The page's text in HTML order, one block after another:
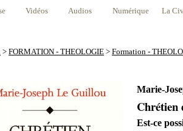
Vidéos Audios Numérique La
> FORMATION - THEOLOGIE > Formation -
Marie-
Chrétien
Est-ce